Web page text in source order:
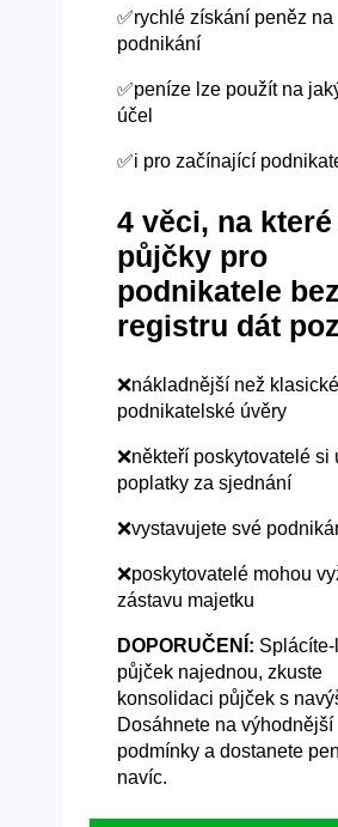
✅rychlé získání peněz na
podnikání
✅peníze lze použít na
účel
✅i pro začínající
4 věci, na
půjčky pro
podnikatele bez
registru dát
❌nákladnější než klasické
podnikatelské úvěry
❌někteří poskytovatelé si
poplatky za sjednání
❌vystavujete své
❌poskytovatelé mohou
zástavu majetku
DOPORUČENÍ:
půjček najednou, zkuste
konsolidaci půjček s
Dosáhnete na výhodnější
podmínky a dostanete
navíc.